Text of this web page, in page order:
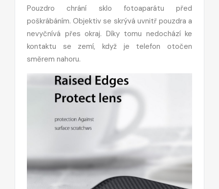
Pouzdro chrání sklo fotoaparátu před
poškrábáním. Objektiv se skrývá uvnitř pouzdra a
nevyčnívá přes okraj. Díky tomu nedochází ke
kontaktu se zemí, když je telefon otočen
směrem nahoru.